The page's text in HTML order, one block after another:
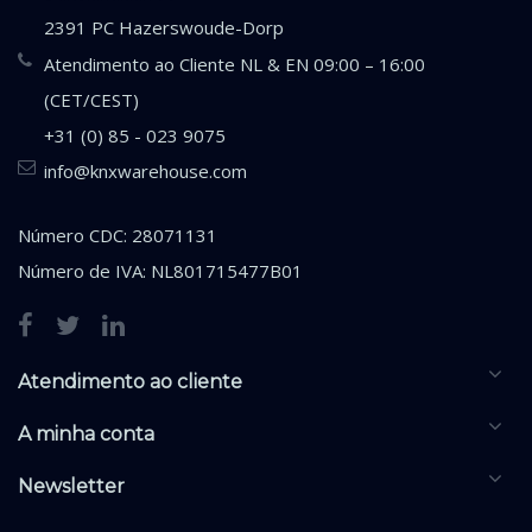
2391 PC Hazerswoude-Dorp
Atendimento ao Cliente NL & EN 09:00 – 16:00
(CET/CEST)
+31 (0) 85 - 023 9075
info@knxwarehouse.com
Número CDC: 28071131
Número de IVA: NL801715477B01
Atendimento ao cliente
A minha conta
Newsletter